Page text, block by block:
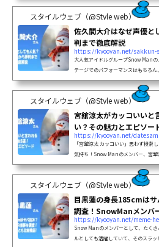
の学歴や学生時代のエピソードをわ
校...
スタイルウェブ（@Style web）
佐久間大介はなぜ声優と
判まで徹底解説
https://kyooyan.net/sakkun-
大人気アイドルグループSnow Man
テージでのパフォーマンスはもちろ
すよね。そんな多才な佐久間さんで
をご存知ですか？佐久間さんは、自
い...
スタイルウェブ（@Style web）
宮舘涼太がカッコいいと
い？その魅力とエピソー
https://kyooyan.net/
「宮舘涼太 カッコいい」思わず検索
気持ち！Snow Manのメンバー、宮
のオーラと存在感で、気づいたら目
ね？Snow Manの中でも、ひときわ
せませ...
スタイルウェブ（@Style web）
目黒蓮の身長185cmは
調査！SnowManメンバ
https://kyooyan.net/meme-
Snow Manのメンバーとして、たく
ルとしても活躍していて、そのスラ